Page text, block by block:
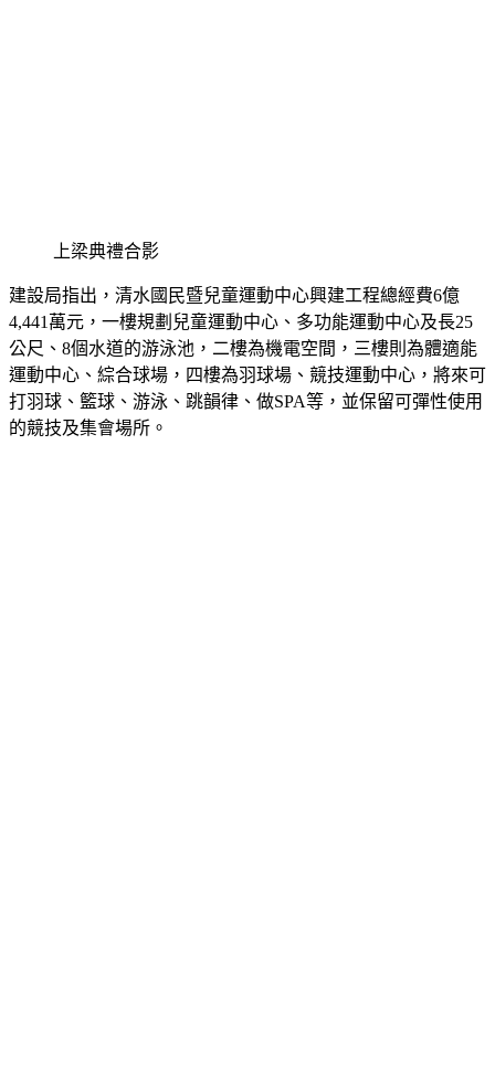
上梁典禮合影
建設局指出，清水國民暨兒童運動中心興建工程總經費6億
4,441萬元，一樓規劃兒童運動中心、多功能運動中心及長25
公尺、8個水道的游泳池，二樓為機電空間，三樓則為體適能
運動中心、綜合球場，四樓為羽球場、競技運動中心，將來可
打羽球、籃球、游泳、跳韻律、做SPA等，並保留可彈性使用
的競技及集會場所。